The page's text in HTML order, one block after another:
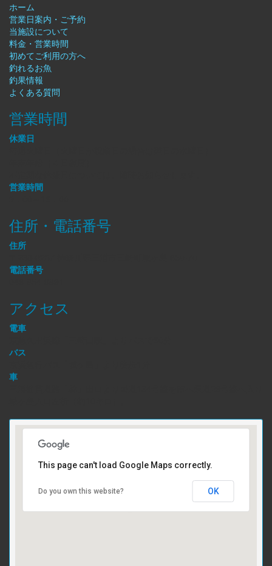
ホーム
営業日案内・ご予約
当施設について
料金・営業時間
初めてご利用の方へ
釣れるお魚
釣果情報
よくある質問
営業時間
休業日
営業時間
住所・電話番号
住所
電話番号
アクセス
電車
バス
車
受け付けはこちら
This page can't load Google Maps correctly.
Do you own this website? OK